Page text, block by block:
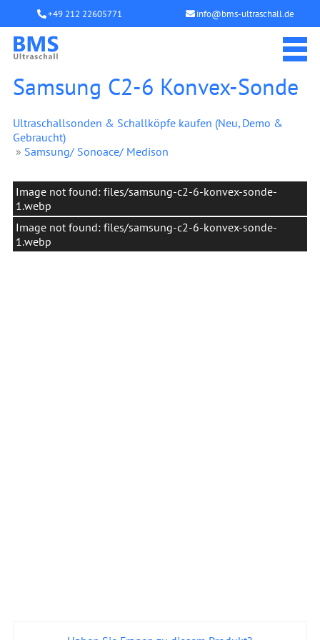
+49 212 22605771 info@bms-ultraschall.de
Samsung C2-6 Konvex-Sonde
Ultraschallsonden & Schallköpfe kaufen (Neu, Demo &
Gebraucht)
» Samsung/ Sonoace/ Medison
Image not found: files/samsung-c2-6-konvex-sonde-
1.webp
Image not found: files/samsung-c2-6-konvex-sonde-
1.webp